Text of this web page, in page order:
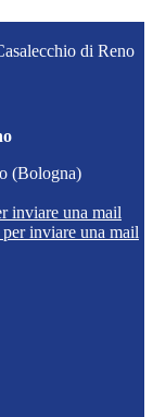
di Reno
(Bologna)
inviare una mail
inviare una mail